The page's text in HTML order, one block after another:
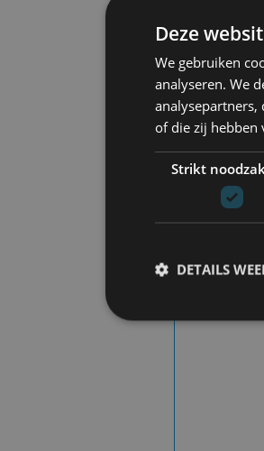
Deze
We gebruiken
analyseren. We
of die zij
Strikt
DETAILS